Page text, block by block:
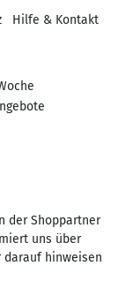
Hilfe & Kontakt
der Shoppartner
uns über
darauf hinweisen